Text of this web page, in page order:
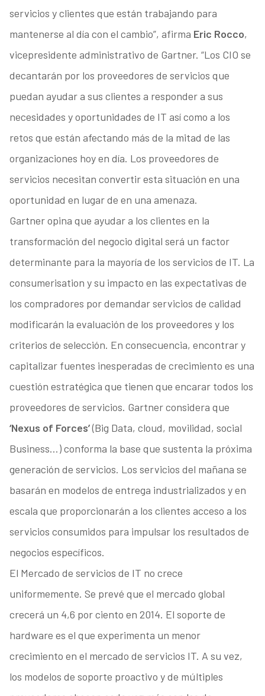
servicios y clientes que están trabajando para
mantenerse al día con el cambio”, afirma Eric Rocco,
vicepresidente administrativo de Gartner. “Los CIO se
decantarán por los proveedores de servicios que
puedan ayudar a sus clientes a responder a sus
necesidades y oportunidades de IT así como a los
retos que están afectando más de la mitad de las
organizaciones hoy en día. Los proveedores de
servicios necesitan convertir esta situación en una
oportunidad en lugar de en una amenaza.
Gartner opina que ayudar a los clientes en la
transformación del negocio digital será un factor
determinante para la mayoría de los servicios de IT. La
consumerisation y su impacto en las expectativas de
los compradores por demandar servicios de calidad
modificarán la evaluación de los proveedores y los
criterios de selección. En consecuencia, encontrar y
capitalizar fuentes inesperadas de crecimiento es una
cuestión estratégica que tienen que encarar todos los
proveedores de servicios. Gartner considera que
‘Nexus of Forces’(Big Data, cloud, movilidad, social
Business…) conforma la base que sustenta la próxima
generación de servicios. Los servicios del mañana se
basarán en modelos de entrega industrializados y en
escala que proporcionarán a los clientes acceso a los
servicios consumidos para impulsar los resultados de
negocios específicos.
El Mercado de servicios de IT no crece
uniformemente. Se prevé que el mercado global
crecerá un 4,6 por ciento en 2014. El soporte de
hardware es el que experimenta un menor
crecimiento en el mercado de servicios IT. A su vez,
los modelos de soporte proactivo y de múltiples